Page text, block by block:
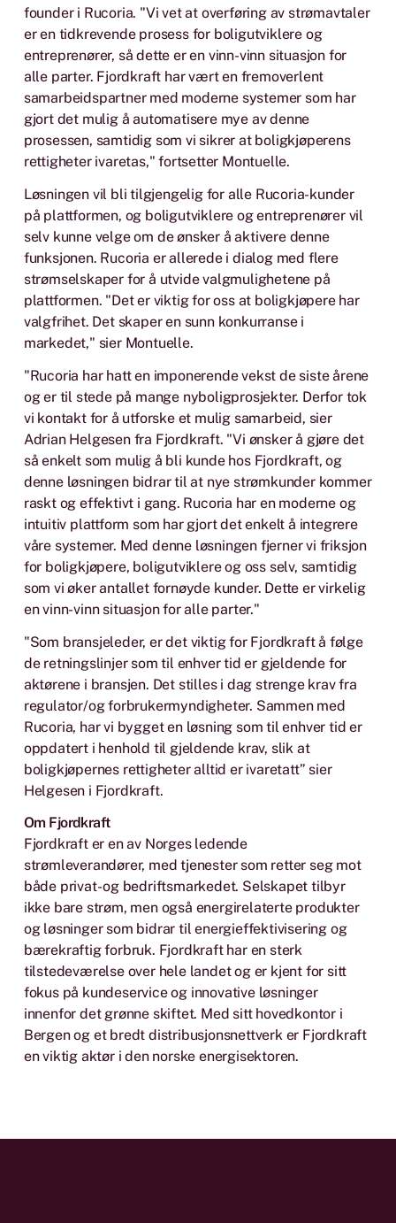
founder i Rucoria. "Vi vet at overføring av strømavtaler
er en tidkrevende prosess for boligutviklere og
entreprenører, så dette er en vinn-vinn situasjon for
alle parter. Fjordkraft har vært en fremoverlent
samarbeidspartner med moderne systemer som har
gjort det mulig å automatisere mye av denne
prosessen, samtidig som vi sikrer at boligkjøperens
rettigheter ivaretas," fortsetter Montuelle.
Løsningen vil bli tilgjengelig for alle Rucoria-kunder
på plattformen, og boligutviklere og entreprenører vil
selv kunne velge om de ønsker å aktivere denne
funksjonen. Rucoria er allerede i dialog med flere
strømselskaper for å utvide valgmulighetene på
plattformen. "Det er viktig for oss at boligkjøpere har
valgfrihet. Det skaper en sunn konkurranse i
markedet," sier Montuelle.
"Rucoria har hatt en imponerende vekst de siste årene
og er til stede på mange nyboligprosjekter. Derfor tok
vi kontakt for å utforske et mulig samarbeid, sier
Adrian Helgesen fra Fjordkraft. "Vi ønsker å gjøre det
så enkelt som mulig å bli kunde hos Fjordkraft, og
denne løsningen bidrar til at nye strømkunder kommer
raskt og effektivt i gang. Rucoria har en moderne og
intuitiv plattform som har gjort det enkelt å integrere
våre systemer. Med denne løsningen fjerner vi friksjon
for boligkjøpere, boligutviklere og oss selv, samtidig
som vi øker antallet fornøyde kunder. Dette er virkelig
en vinn-vinn situasjon for alle parter."
"Som bransjeleder, er det viktig for Fjordkraft å følge
de retningslinjer som til enhver tid er gjeldende for
aktørene i bransjen. Det stilles i dag strenge krav fra
regulator/og forbrukermyndigheter. Sammen med
Rucoria, har vi bygget en løsning som til enhver tid er
oppdatert i henhold til gjeldende krav, slik at
boligkjøpernes rettigheter alltid er ivaretatt” sier
Helgesen i Fjordkraft.
Om Fjordkraft
Fjordkraft er en av Norges ledende
strømleverandører, med tjenester som retter seg mot
både privat- og bedriftsmarkedet. Selskapet tilbyr
ikke bare strøm, men også energirelaterte produkter
og løsninger som bidrar til energieffektivisering og
bærekraftig forbruk. Fjordkraft har en sterk
tilstedeværelse over hele landet og er kjent for sitt
fokus på kundeservice og innovative løsninger
innenfor det grønne skiftet. Med sitt hovedkontor i
Bergen og et bredt distribusjonsnettverk er Fjordkraft
en viktig aktør i den norske energisektoren.